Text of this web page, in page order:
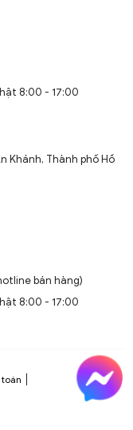
mỹ của sản phẩm.
chỉ là thiết bị làm mát
tiến như điều khiển
dài
quạt. Các cánh quạt
loại hoặc
suất.
tạo ra dòng không
8:00 - 17:00
Khánh, Thành phố Hồ
bán hàng)
8:00 - 17:00